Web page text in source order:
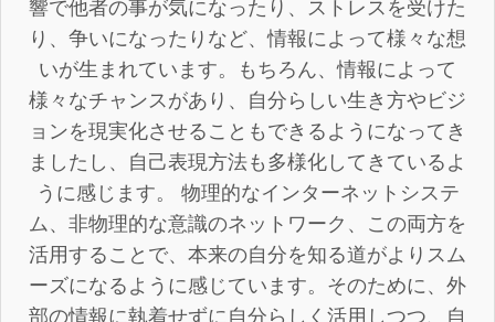
響で他者の事が気になったり、ストレスを受けた
り、争いになったりなど、情報によって様々な想
いが生まれています。もちろん、情報によって
様々なチャンスがあり、自分らしい生き方やビジ
ョンを現実化させることもできるようになってき
ましたし、自己表現方法も多様化してきているよ
うに感じます。 物理的なインターネットシステ
ム、非物理的な意識のネットワーク、この両方を
活用することで、本来の自分を知る道がよりスム
ーズになるように感じています。そのために、外
部の情報に執着せずに自分らしく活用しつつ、自